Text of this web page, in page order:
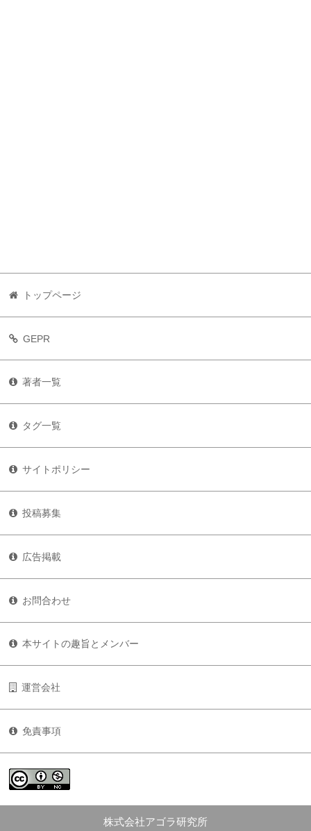
トップページ
GEPR
著者一覧
タグ一覧
サイトポリシー
投稿募集
広告掲載
お問合わせ
本サイトの趣旨とメンバー
運営会社
免責事項
株式会社アゴラ研究所